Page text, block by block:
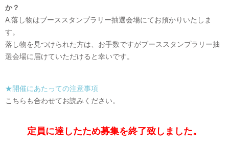
か？
A.落し物はブーススタンプラリー抽選会場にてお預かりいたしま
す。
落し物を見つけられた方は、お手数ですがブーススタンプラリー抽
選会場に届けていただけると幸いです。
★開催にあたっての注意事項
こちらも合わせてお読みください。
定員に達したため募集を終了致しました。